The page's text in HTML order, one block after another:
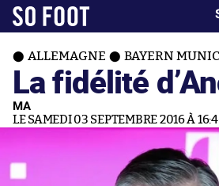
ALLEMAGNE BAYERN
La fidélité
MA
LE SAMEDI 03 SEPTEMBRE 2016 À